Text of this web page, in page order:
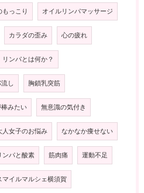
もっこり オイルリンパマッサージ
カラダの歪み 心の疲れ
リンパとは何か？
し 胸鎖乳突筋
棒みたい 無意識の気付き
人女子のお悩み なかなか痩せない
ンパと酸素 筋肉痛 運動不足
マイルマルシェ横須賀